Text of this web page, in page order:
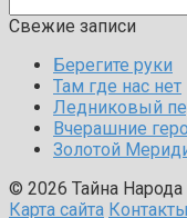
Свежие записи
Берегите руки
Там где нас нет
Ледниковый
Вчерашние
Золотой
© 2026 Тайна Народа
Карта сайта Контакты